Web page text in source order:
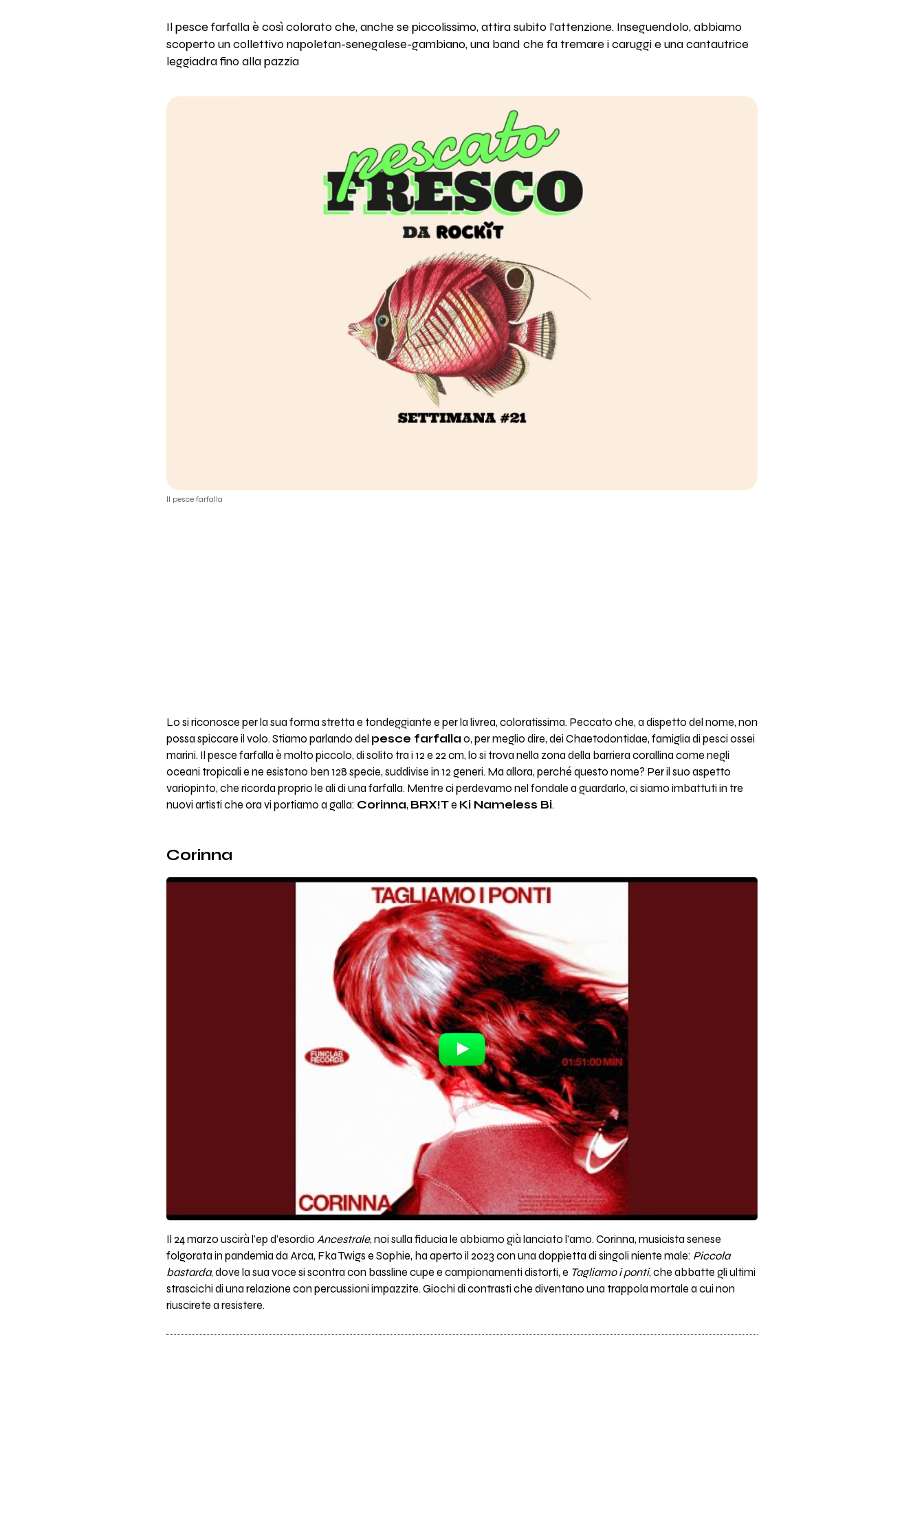
Il pesce farfalla è così colorato che, anche se piccolissimo, attira subito l’attenzione. Inseguendolo, abbiamo
scoperto un collettivo napoletan-senegalese-gambiano, una band che fa tremare i caruggi e una cantautrice
leggiadra fino alla pazzia
Il pesce farfalla
Lo si riconosce per la sua forma stretta e tondeggiante e per la livrea, coloratissima. Peccato che, a dispetto del nome, non
possa spiccare il volo. Stiamo parlando del pesce farfallao, per meglio dire, dei Chaetodontidae, famiglia di pesci ossei
marini. Il pesce farfalla è molto piccolo, di solito tra i 12 e 22 cm, lo si trova nella zona della barriera corallina come negli
oceani tropicali e ne esistono ben 128 specie, suddivise in 12 generi. Ma allora, perché questo nome? Per il suo aspetto
variopinto, che ricorda proprio le ali di una farfalla. Mentre ci perdevamo nel fondale a guardarlo, ci siamo imbattuti in tre
nuovi artisti che ora vi portiamo a galla: Corinna, BRX!Te Ki Nameless Bi.
Corinna
Il 24 marzo uscirà l'ep d'esordio Ancestrale, noi sulla fiducia le abbiamo già lanciato l'amo. Corinna, musicista senese
folgorata in pandemia da Arca, Fka Twigs e Sophie, ha aperto il 2023 con una doppietta di singoli niente male: Piccola
bastarda, dove la sua voce si scontra con bassline cupe e campionamenti distorti, e Tagliamo i ponti, che abbatte gli ultimi
strascichi di una relazione con percussioni impazzite. Giochi di contrasti che diventano una trappola mortale a cui non
riuscirete a resistere.